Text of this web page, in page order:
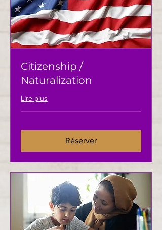
Citizenship /
Naturalization
Lire plus
Réserver